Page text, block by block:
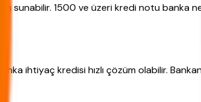
sunabilir. 1500 ve üzeri kredi notu banka
ihtiyaç kredisi hızlı çözüm olabilir.